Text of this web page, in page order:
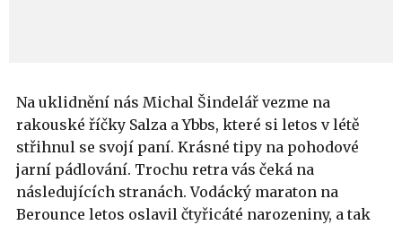
Na uklidnění nás Michal Šindelář vezme na
rakouské říčky Salza a Ybbs, které si letos v létě
střihnul se svojí paní. Krásné tipy na pohodové
jarní pádlování. Trochu retra vás čeká na
následujících stranách. Vodácký maraton na
Berounce letos oslavil čtyřicáté narozeniny, a tak